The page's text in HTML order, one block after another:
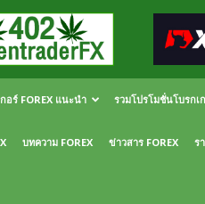
อร์ FOREX แนะนำ รวมโปรโมชั่นโบรกเ
บทความ FOREX ข่าวสาร FOREX ร